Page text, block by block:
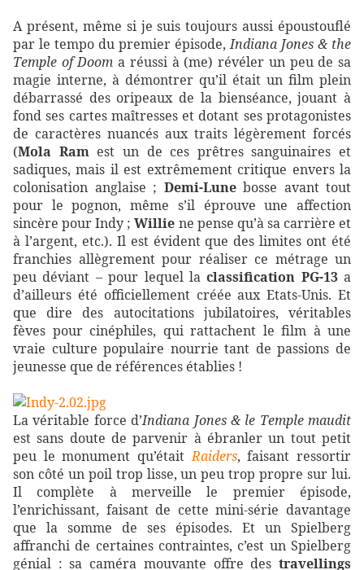
A présent, même si je suis toujours aussi époustouflé
par le tempo du premier épisode,Indiana Jones & the
Temple of Doom a réussi à (me) révéler un peu de sa
magie interne, à démontrer qu’il était un film plein
débarrassé des oripeaux de la bienséance, jouant à
fond ses cartes maîtresses et dotant ses protagonistes
de caractères nuancés aux traits légèrement forcés
(Mola Ramest un de ces prêtres sanguinaires et
sadiques, mais il est extrêmement critique envers la
colonisation anglaise ; Demi-Lunebosse avant tout
pour le pognon, même s’il éprouve une affection
sincère pour Indy ;Willie ne pense qu’à sa carrière et
à l’argent, etc.). Il est évident que des limites ont été
franchies allègrement pour réaliser ce métrage un
peu déviant – pour lequel laclassification PG-13a
d’ailleurs été officiellement créée aux Etats-Unis. Et
que dire des autocitations jubilatoires, véritables
fèves pour cinéphiles, qui rattachent le film à une
vraie culture populaire nourrie tant de passions de
jeunesse que de références établies !
La véritable force d’Indiana Jones & le Temple maudit
est sans doute de parvenir à ébranler un tout petit
peu le monument qu’étaitRaiders, faisant ressortir
son côté un poil trop lisse, un peu trop propre sur lui.
Il complète à merveille le premier épisode,
l’enrichissant, faisant de cette mini-série davantage
que la somme de ses épisodes. Et un Spielberg
affranchi de certaines contraintes, c’est un Spielberg
génial : sa caméra mouvante offre des travellings